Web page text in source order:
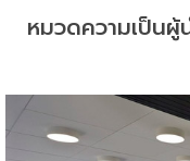
หมวดความเป็นผู้